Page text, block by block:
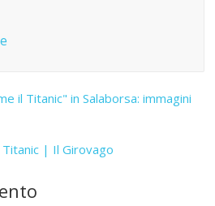
il Titanic" in Salaborsa: immagini
Titanic | Il Girovago